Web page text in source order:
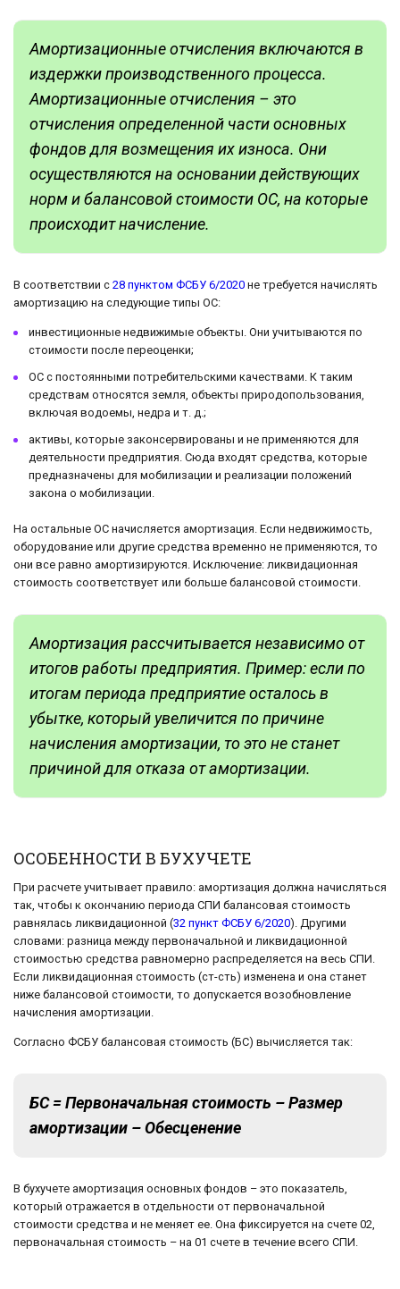
Амортизационные отчисления включаются в
издержки производственного процесса.
Амортизационные отчисления – это
отчисления определенной части основных
фондов для возмещения их износа. Они
осуществляются на основании действующих
норм и балансовой стоимости ОС, на которые
происходит начисление.
В соответствии с 28 пунктом ФСБУ 6/2020 не требуется начислять
амортизацию на следующие типы ОС:
инвестиционные недвижимые объекты. Они учитываются по
стоимости после переоценки;
ОС с постоянными потребительскими качествами. К таким
средствам относятся земля, объекты природопользования,
включая водоемы, недра и т. д.;
активы, которые законсервированы и не применяются для
деятельности предприятия. Сюда входят средства, которые
предназначены для мобилизации и реализации положений
закона о мобилизации.
На остальные ОС начисляется амортизация. Если недвижимость,
оборудование или другие средства временно не применяются, то
они все равно амортизируются. Исключение: ликвидационная
стоимость соответствует или больше балансовой стоимости.
Амортизация рассчитывается независимо от
итогов работы предприятия. Пример: если по
итогам периода предприятие осталось в
убытке, который увеличится по причине
начисления амортизации, то это не станет
причиной для отказа от амортизации.
ОСОБЕННОСТИ В БУХУЧЕТЕ
При расчете учитывает правило: амортизация должна начисляться
так, чтобы к окончанию периода СПИ балансовая стоимость
равнялась ликвидационной (32 пункт ФСБУ 6/2020). Другими
словами: разница между первоначальной и ликвидационной
стоимостью средства равномерно распределяется на весь СПИ.
Если ликвидационная стоимость (ст-сть) изменена и она станет
ниже балансовой стоимости, то допускается возобновление
начисления амортизации.
Согласно ФСБУ балансовая стоимость (БС) вычисляется так:
БС = Первоначальная стоимость – Размер
амортизации – Обесценение
В бухучете амортизация основных фондов – это показатель,
который отражается в отдельности от первоначальной
стоимости средства и не меняет ее. Она фиксируется на счете 02,
первоначальная стоимость – на 01 счете в течение всего СПИ.